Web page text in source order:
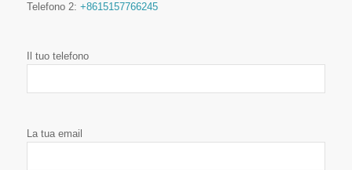
Telefono 2: +8615157766245
Il tuo telefono
La tua email